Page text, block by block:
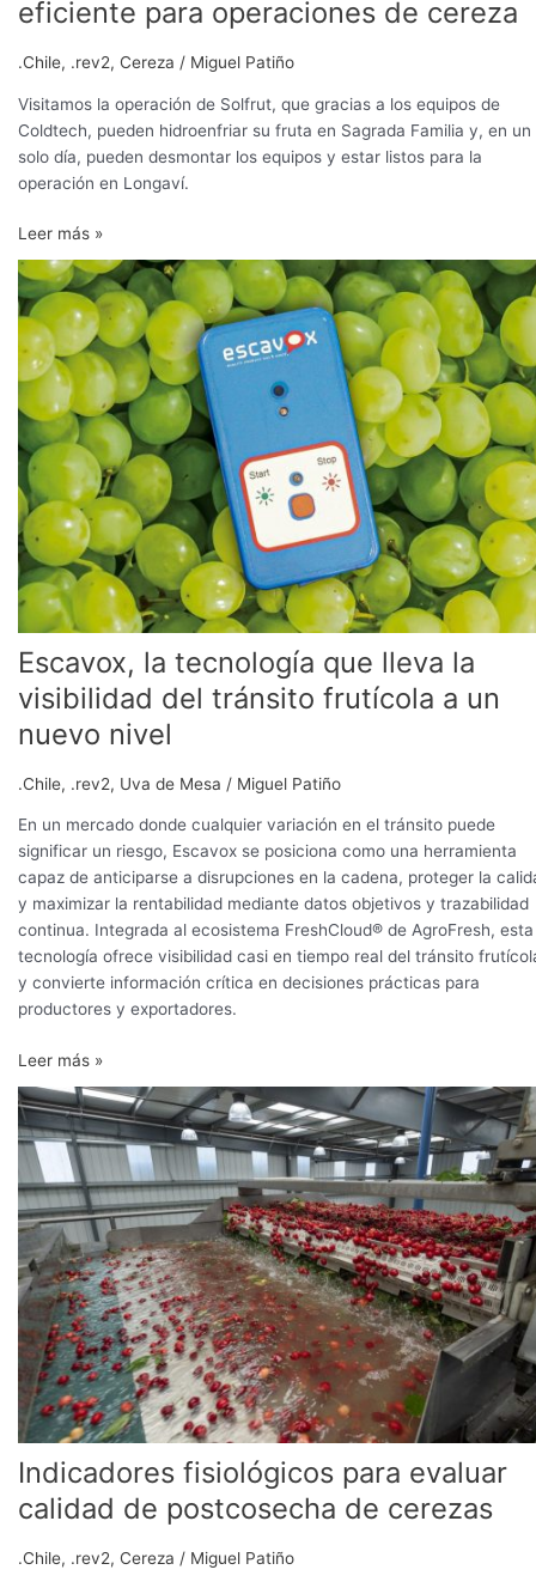
eficiente para operaciones de cereza
.Chile, .rev2, Cereza / Miguel Patiño
Visitamos la operación de Solfrut, que gracias a los equipos de
Coldtech, pueden hidroenfriar su fruta en Sagrada Familia y, en un
solo día, pueden desmontar los equipos y estar listos para la
operación en Longaví.
Leer más »
Escavox, la tecnología que lleva la
visibilidad del tránsito frutícola a un
nuevo nivel
.Chile, .rev2, Uva de Mesa / Miguel Patiño
En un mercado donde cualquier variación en el tránsito puede
significar un riesgo, Escavox se posiciona como una herramienta
capaz de anticiparse a disrupciones en la cadena, proteger la
y maximizar la rentabilidad mediante datos objetivos y trazabilidad
continua. Integrada al ecosistema FreshCloud® de AgroFresh, esta
tecnología ofrece visibilidad casi en tiempo real del tránsito
y convierte información crítica en decisiones prácticas para
productores y exportadores.
Escavox,
la
tecnología
que
lleva
visibilidad
del
tránsito
frutícola
a
un
nuevo
nivel
Leer más »
Indicadores fisiológicos para evaluar
calidad de postcosecha de cerezas
.Chile, .rev2, Cereza / Miguel Patiño
Indicadores
fisiológicos
para
evaluar
calidad
de
postcosecha
de
cerezas